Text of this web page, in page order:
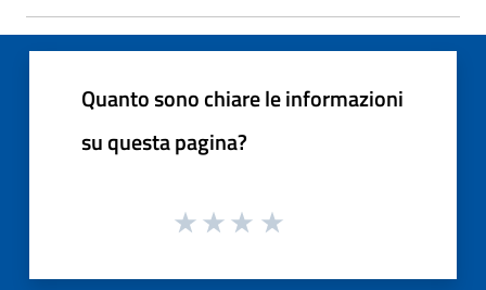
Quanto sono chiare le informazioni
su questa pagina?